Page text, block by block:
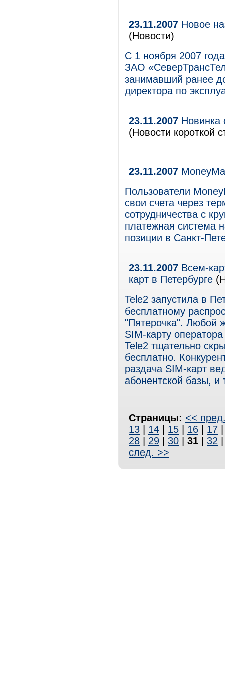
23.11.2007 Новое
(Новости)
С 1 ноября 2007
ЗАО
занимавший ранее
директора по
23.11.2007 Новинка
(Новости короткой
23.11.2007
Пользователи
свои счета через
сотрудничества с
платежная система
позиции в Санкт-
23.11.2007 Всем-
карт в Петербурге
Tele2 запустила в
бесплатному
"Пятерочка". Любой
SIM-карту
Tele2 тщательно
бесплатно.
раздача SIM-карт
абонентской базы,
Страницы: <<
13
14 15 16 17
28
29 30 31 32
след. >>